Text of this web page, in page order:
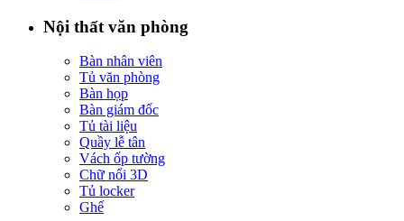
Nội thất văn phòng
Bàn nhân viên
Tủ văn phòng
Bàn họp
Bàn giám đốc
Tủ tài liệu
Quầy lễ tân
Vách ốp tường
Chữ nổi 3D
Tủ locker
Ghế